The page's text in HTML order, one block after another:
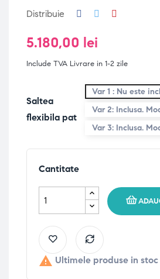
Distribuie
5.180,00 lei
Include TVA Livrare in 1-2 zile
Saltea
flexibila pat
Var 1 : Nu este
Var 2: Inclusa.
Var 3: Inclusa.
Cantitate
 Ultimele produse in stoc